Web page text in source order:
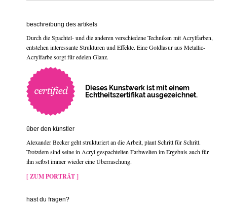
beschreibung des artikels
Durch die Spachtel- und die anderen verschiedene Techniken mit Acrylfarben,
entstehen interessante Strukturen und Effekte. Eine Goldlasur aus Metallic-
Acrylfarbe sorgt für edelen Glanz.
Dieses Kunstwerk ist mit einem
Echtheitszertifikat ausgezeichnet.
über den künstler
Alexander Becker geht strukturiert an die Arbeit, plant Schritt für Schritt.
Trotzdem sind seine in Acryl gespachtelten Farbwelten im Ergebnis auch für
ihn selbst immer wieder eine Überraschung.
[ ZUM PORTRÄT ]
hast du fragen?